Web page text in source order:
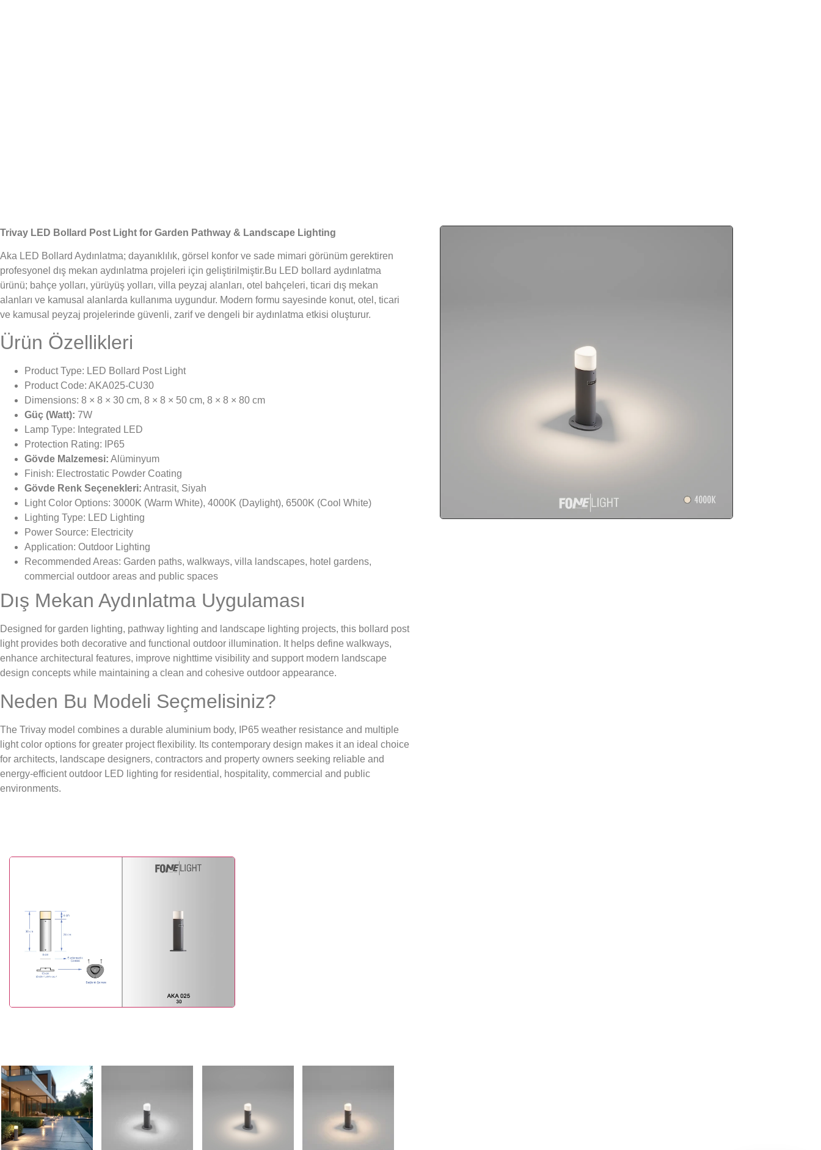
Trivay LED Bollard Post Light for Garden Pathway & Landscape Lighting
Aka LED Bollard Aydınlatma; dayanıklılık, görsel konfor ve sade mimari görünüm gerektiren
profesyonel dış mekan aydınlatma projeleri için geliştirilmiştir.Bu LED bollard aydınlatma
ürünü; bahçe yolları, yürüyüş yolları, villa peyzaj alanları, otel bahçeleri, ticari dış mekan
alanları ve kamusal alanlarda kullanıma uygundur. Modern formu sayesinde konut, otel, ticari
ve kamusal peyzaj projelerinde güvenli, zarif ve dengeli bir aydınlatma etkisi oluşturur.
Ürün Özellikleri
Product Type: LED Bollard Post Light
Product Code: AKA025-CU30
Dimensions: 8 × 8 × 30 cm, 8 × 8 × 50 cm, 8 × 8 × 80 cm
Güç (Watt): 7W
Lamp Type: Integrated LED
Protection Rating: IP65
Gövde Malzemesi: Alüminyum
Finish: Electrostatic Powder Coating
Gövde Renk Seçenekleri: Antrasit, Siyah
Light Color Options: 3000K (Warm White), 4000K (Daylight), 6500K (Cool White)
Lighting Type: LED Lighting
Power Source: Electricity
Application: Outdoor Lighting
Recommended Areas: Garden paths, walkways, villa landscapes, hotel gardens,
commercial outdoor areas and public spaces
Dış Mekan Aydınlatma Uygulaması
Designed for garden lighting, pathway lighting and landscape lighting projects, this bollard post
light provides both decorative and functional outdoor illumination. It helps define walkways,
enhance architectural features, improve nighttime visibility and support modern landscape
design concepts while maintaining a clean and cohesive outdoor appearance.
Neden Bu Modeli Seçmelisiniz?
The Trivay model combines a durable aluminium body, IP65 weather resistance and multiple
light color options for greater project flexibility. Its contemporary design makes it an ideal choice
for architects, landscape designers, contractors and property owners seeking reliable and
energy-efficient outdoor LED lighting for residential, hospitality, commercial and public
environments.